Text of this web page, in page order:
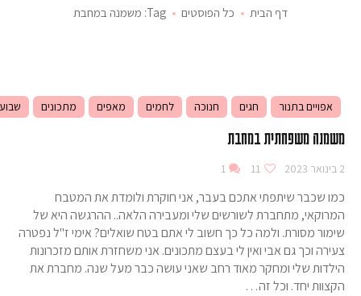
דף הבית כל הפוסטים Tag: משמנה במחבת
אפויים בתנור חגים חנוכה לחמים מאפים מתכונים
משמנה משפחתית במחבת
2 בינואר 2023 11
1
כמו שכבר שיתפתי אתכם בעבר, אני חוקרת ולומדת את המטבח
המרוקאי, מתחברת לשורשים שלי ומעבירה הלאה.. ההרגשה היא של
שימור מסורת. ולמה כל כך חשוב לי אתם בטח שואלים? אימי ז"ל נפטרה
צעירה וכך גם אבי ואין לי בעצם מתכונים. אני משחזרת אותם מזכרונות
הילדות שלי ומחקר מאוד רחב שאני עושה כבר מעל שנה. מחברת את
הקצוות יחד. וכל זה…